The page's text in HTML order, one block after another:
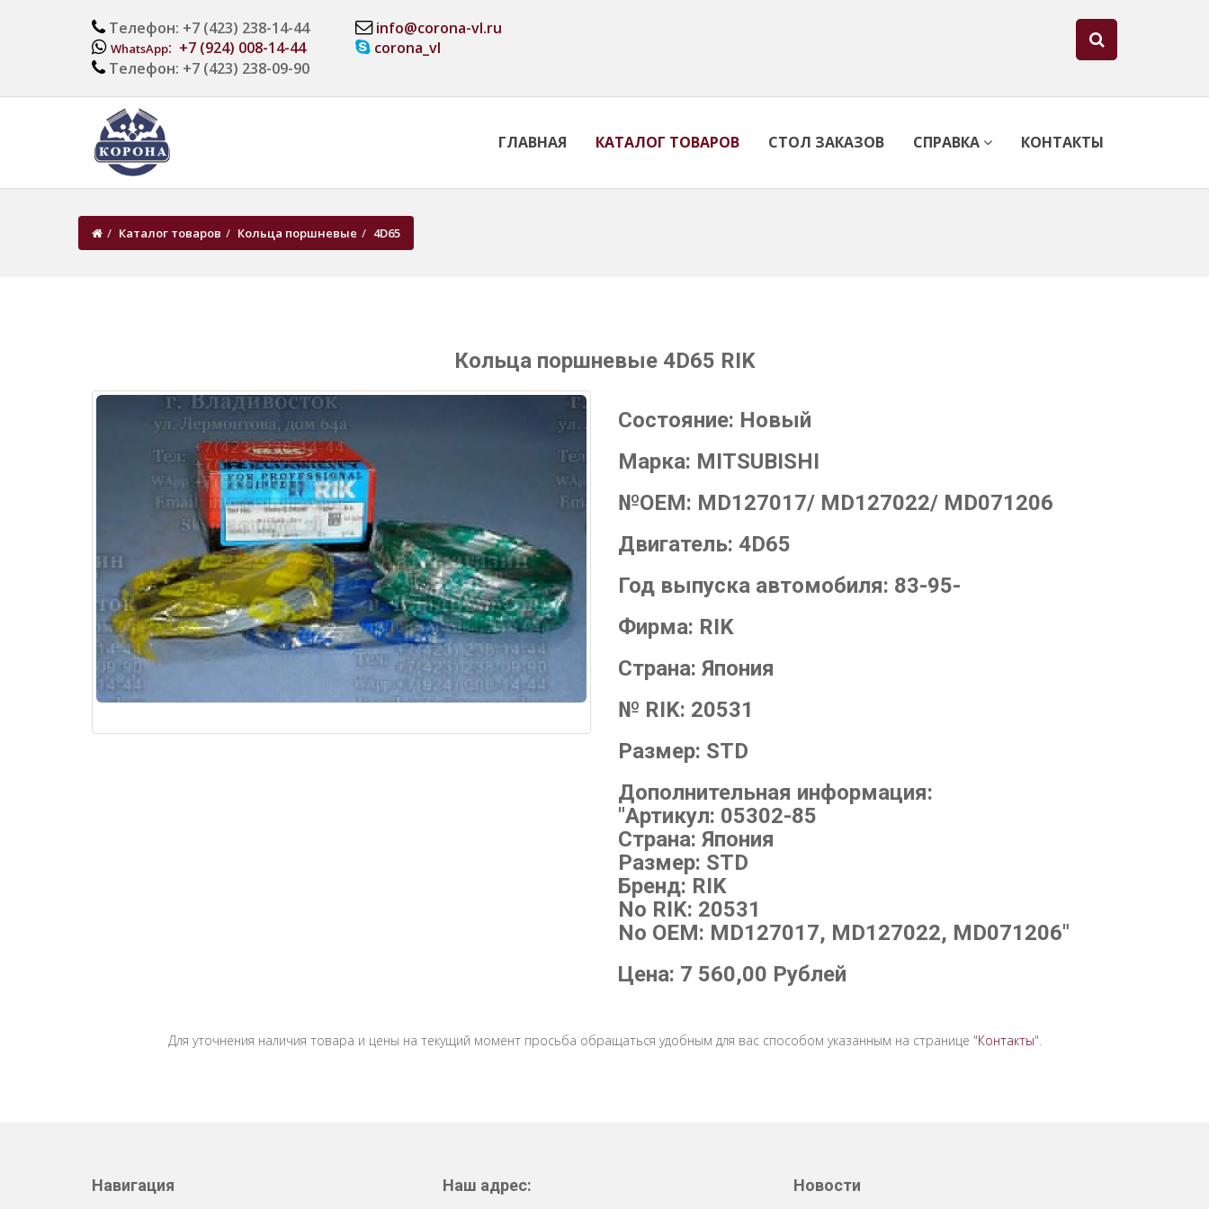
Телефон: +7 (423) 238-14-44
WhatsApp: +7 (924) 008-14-44
Телефон: +7 (423) 238-09-90
info@corona-vl.ru
corona_vl
ГЛАВНАЯ КАТАЛОГ ТОВАРОВ СТОЛ ЗАКАЗОВ СПРАВКА КОНТАКТЫ
Каталог товаров Кольца поршневые 4D65
Кольца поршневые 4D65 RIK
Состояние: Новый
Марка: MITSUBISHI
№OEM: MD127017/ MD127022/ MD071206
Двигатель: 4D65
Год выпуска автомобиля: 83-95-
Фирма: RIK
Страна: Япония
№ RIK: 20531
Размер: STD
Дополнительная информация:
"Артикул: 05302-85
Страна: Япония
Размер: STD
Бренд: RIK
No RIK: 20531
No OEM: MD127017, MD127022, MD071206"
Цена: 7 560,00 Рублей
Для уточнения наличия товара и цены на текущий момент просьба обращаться удобным для вас способом указанным на странице "Контакты".
Навигация Наш адрес: Новости